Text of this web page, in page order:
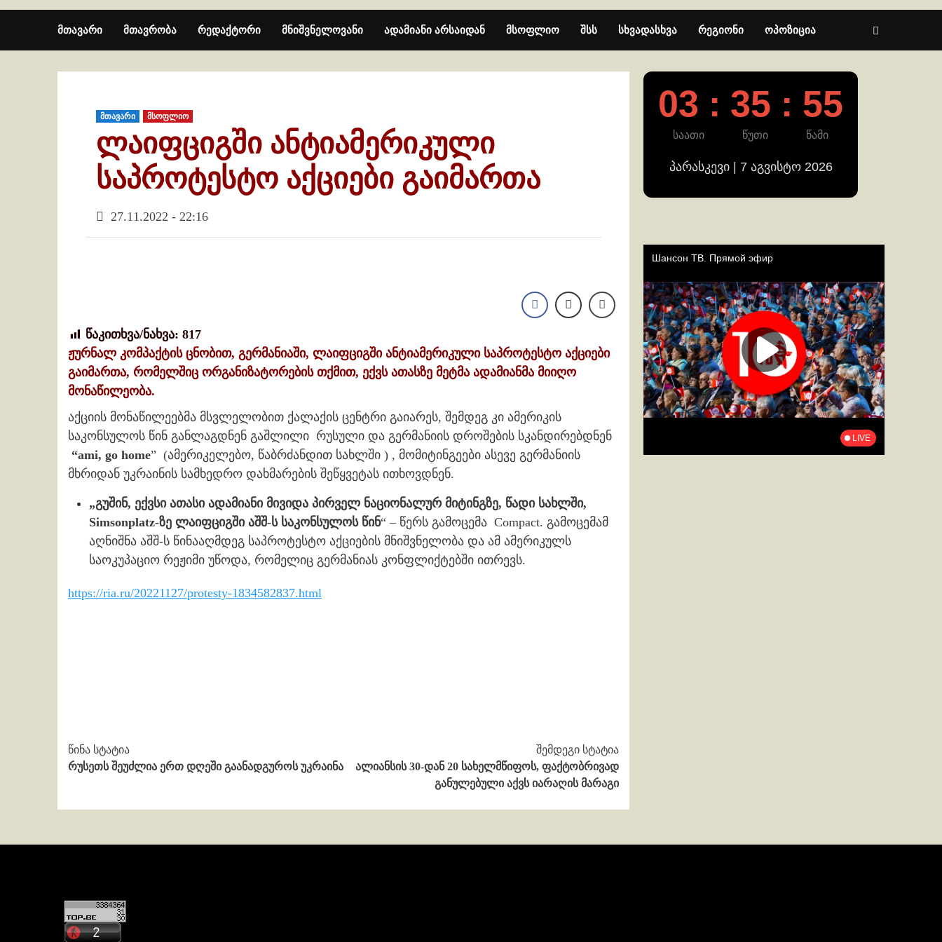
მთავარი მთავრობა რედაქტორი მნიშვნელოვანი ადამიანი არსაიდან მსოფლიო შსს სხვადასხვა რეგიონი ოპოზიცია
მთავარი მსოფლიო
ლაიფციგში ანტიამერიკული
საპროტესტო აქციები გაიმართა
27.11.2022 - 22:16
წაკითხვა/ნახვა: 817
ჟურნალ კომპაქტის ცნობით, გერმანიაში, ლაიფციგში ანტიამერიკული საპროტესტო აქციები
გაიმართა, რომელშიც ორგანიზატორების თქმით, ექვს ათასზე მეტმა ადამიანმა მიიღო
მონაწილეობა.
აქციის მონაწილეებმა მსვლელობით ქალაქის ცენტრი გაიარეს, შემდეგ კი ამერიკის
საკონსულოს წინ განლაგდნენ გაშლილი რუსული და გერმანიის დროშების სკანდირებდნენ
“ami, go home” (ამერიკელებო, წაბრძანდით სახლში ) , მომიტინგეები ასევე გერმანიის
მხრიდან უკრაინის სამხედრო დახმარების შეწყვეტას ითხოვდნენ.
„გუშინ, ექვსი ათასი ადამიანი მივიდა პირველ ნაციონალურ მიტინგზე, წადი სახლში,
Simsonplatz-ზე ლაიფციგში აშშ-ს საკონსულოს წინ“ – წერს გამოცემა Compact. გამოცემამ
აღნიშნა აშშ-ს წინააღმდეგ საპროტესტო აქციების მნიშვნელობა და ამ ამერიკულს
საოკუპაციო რეჟიმი უწოდა, რომელიც გერმანიას კონფლიქტებში ითრევს.
https://ria.ru/20221127/protesty-1834582837.html
Continue
Reading
წინა სტატია
რუსეთს შეუძლია ერთ დღეში გაანადგუროს უკრაინა
შემდეგი სტატია
ალიანსის 30-დან 20 სახელმწიფოს, ფაქტობრივად
განულებული აქვს იარაღის მარაგი
03 : 35 : 55
საათი წუთი წამი
პარასკევი | 7 აგვისტო 2026